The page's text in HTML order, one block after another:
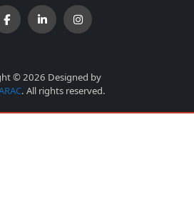
© 2026 Designed by
. All rights reserved.